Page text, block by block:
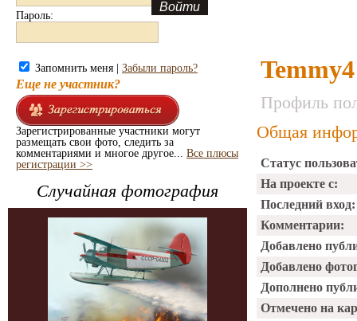
Пароль:
Запомнить меня | Забыли пароль?
Еще не участник?
Зарегистрированные участники могут
размещать свои фото, следить за
комментариями и многое другое... Все плюсы
регистрации >>
Случайная фотография
Temmy4
Профиль
Общая
Статус
На проекте с:
Последний вход:
Комментарии:
Добавлено
Добавлено
Дополнено
Отмечено на